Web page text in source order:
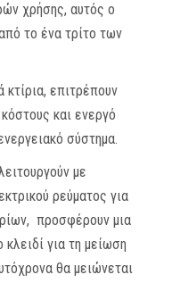
χρήσης, αυτός ο
το ένα τρίτο των
κτίρια, επιτρέπουν
και ενεργό
σύστημα.
με
ρεύματος για
προσφέρουν μια
για τη μείωση
θα μειώνεται